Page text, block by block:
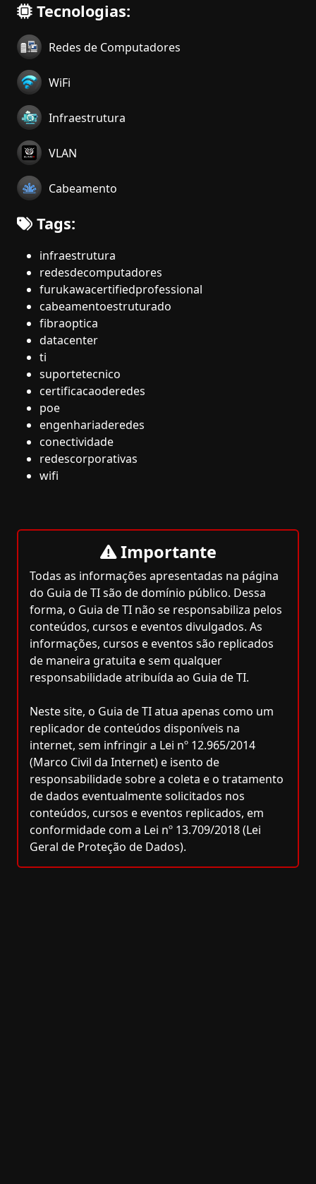
Tecnologias:
Redes de Computadores
WiFi
Infraestrutura
VLAN
Cabeamento
Tags:
infraestrutura
redesdecomputadores
furukawacertifiedprofessional
cabeamentoestruturado
fibraoptica
datacenter
ti
suportetecnico
certificacaoderedes
poe
engenhariaderedes
conectividade
redescorporativas
wifi
Importante
Todas as informações apresentadas na página
do Guia de TI são de domínio público. Dessa
forma, o Guia de TI não se responsabiliza pelos
conteúdos, cursos e eventos divulgados. As
informações, cursos e eventos são replicados
de maneira gratuita e sem qualquer
responsabilidade atribuída ao Guia de TI.
Neste site, o Guia de TI atua apenas como um
replicador de conteúdos disponíveis na
internet, sem infringir a Lei nº 12.965/2014
(Marco Civil da Internet) e isento de
responsabilidade sobre a coleta e o tratamento
de dados eventualmente solicitados nos
conteúdos, cursos e eventos replicados, em
conformidade com a Lei nº 13.709/2018 (Lei
Geral de Proteção de Dados).